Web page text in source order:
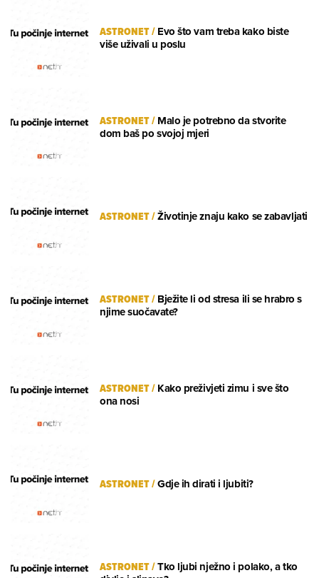
ASTRONET/Evo što vam treba kako biste
više uživali u poslu
ASTRONET/Malo je potrebno da stvorite
dom baš po svojoj mjeri
ASTRONET/Životinje znaju kako se zabavljati
ASTRONET/Bježite li od stresa ili se hrabro s
njime suočavate?
ASTRONET/Kako preživjeti zimu i sve što
ona nosi
ASTRONET/Gdje ih dirati i ljubiti?
ASTRONET/Tko ljubi nježno i polako, a tko